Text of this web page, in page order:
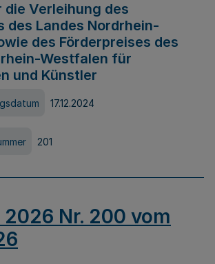
Verleihung des
des Landes Nordrhein-
des Förderpreises des
Westfalen für
und Künstler
17.12.2024
201
2026 Nr. 200 vom